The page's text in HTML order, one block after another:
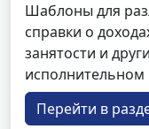
Шаблоны для
справки о
занятости и
исполнительном
Перейти в